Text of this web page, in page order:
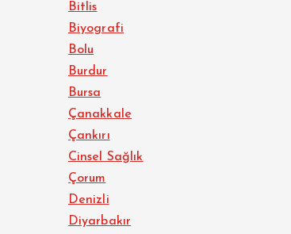
Bitlis
Biyografi
Bolu
Burdur
Bursa
Çanakkale
Çankırı
Cinsel Sağlık
Çorum
Denizli
Diyarbakır